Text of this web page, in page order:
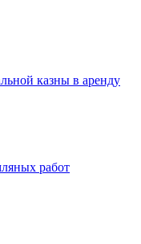
казны в аренду
работ